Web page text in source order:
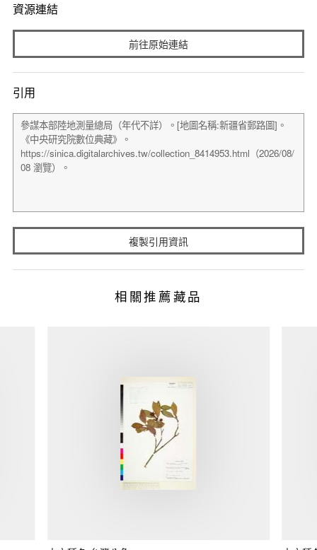
資源連結
前往原始連結
引用
複製引用資訊
相關推薦藏品